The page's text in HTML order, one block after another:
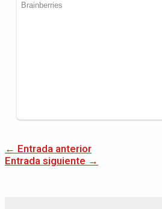
← Entrada anterior
Entrada siguiente →